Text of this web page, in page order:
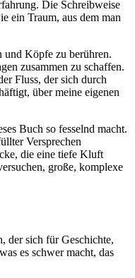
Die Schreibweise
ein Traum, aus dem man
und Köpfe zu berühren.
zusammen zu schaffen.
Fluss, der sich durch
über meine eigenen
Buch so fesselnd macht.
Versprechen
die eine tiefe Kluft
große, komplexe
der sich für Geschichte,
es schwer macht, das